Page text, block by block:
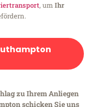
, um Ihr
zu Ihrem Anliegen
schicken Sie uns